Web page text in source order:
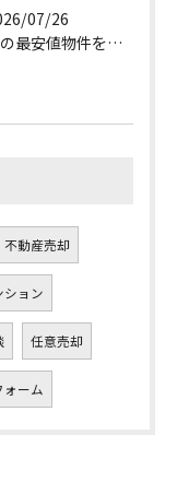
07/26
空家の最安値物件を茨城県水戸市つくば市で探す方法と賢い売却ポイントを徹底解説
不動産売却
ション
任意売却
ォーム